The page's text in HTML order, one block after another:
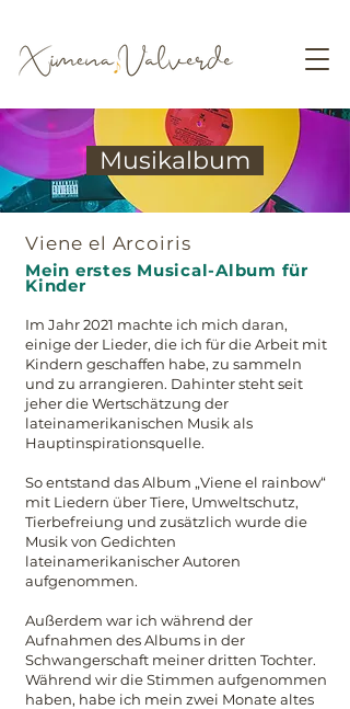
Musikalbum
Viene el Arcoiris
Mein erstes Musical-Album für
Kinder
Im Jahr 2021 machte ich mich daran,
einige der Lieder, die ich für die Arbeit mit
Kindern geschaffen habe, zu sammeln
und zu arrangieren. Dahinter steht seit
jeher die Wertschätzung der
lateinamerikanischen Musik als
Hauptinspirationsquelle.
So entstand das Album „Viene el rainbow“
mit Liedern über Tiere, Umweltschutz,
Tierbefreiung und zusätzlich wurde die
Musik von Gedichten
lateinamerikanischer Autoren
aufgenommen.
Außerdem war ich während der
Aufnahmen des Albums in der
Schwangerschaft meiner dritten Tochter.
Während wir die Stimmen aufgenommen
haben, habe ich mein zwei Monate altes